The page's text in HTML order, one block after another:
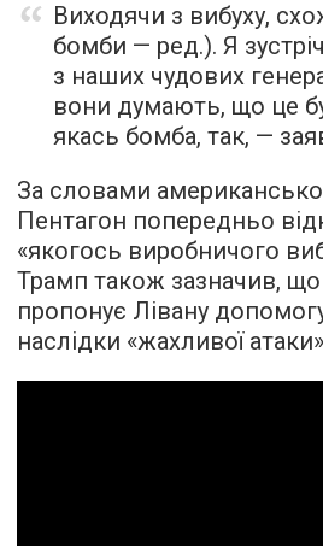
Виходячи з вибуху,
бомби — ред.). Я
з наших чудових
вони думають, що це
якась бомба, так, —
За словами
Пентагон попередньо
«якогось виробничого
Трамп також зазначив,
пропонує Лівану
наслідки «жахливої